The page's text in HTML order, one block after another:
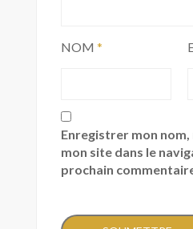
NOM *
Enregistrer mon nom,
mon site dans le
prochain